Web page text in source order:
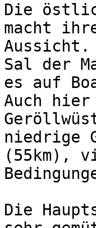
Die
macht
Aussicht.
Sal der
es auf
Auch
niedrige
(55km),
Die